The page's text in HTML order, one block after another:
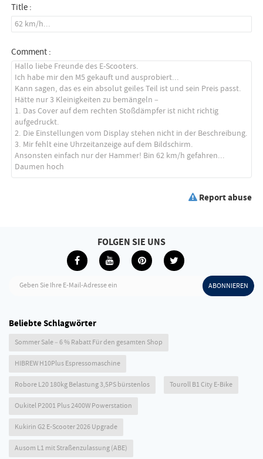
Title :
Comment :
Report abuse
Geben Sie Ihre E-Mail-Adresse ein ABONNIEREN
FOLGEN SIE UNS
Beliebte Schlagwörter
Sommer Sale – 6 % Rabatt Für den gesamten Shop
HIBREW H10Plus Espressomaschine
Robore L20 180kg Belastung 3,5PS bürstenlos Touroll B1 City E-Bike
Oukitel P2001 Plus 2400W Powerstation
Kukirin G2 E-Scooter 2026 Upgrade
Ausom L1 mit Straßenzulassung (ABE)